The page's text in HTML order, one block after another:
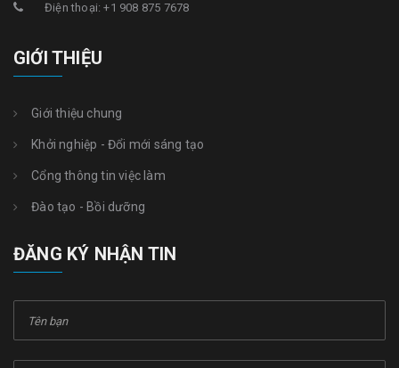
Điện thoại: +1 908 875 7678
GIỚI THIỆU
Giới thiệu chung
Khởi nghiệp - Đổi mới sáng tạo
Cổng thông tin việc làm
Đào tạo - Bồi dưỡng
ĐĂNG KÝ NHẬN TIN